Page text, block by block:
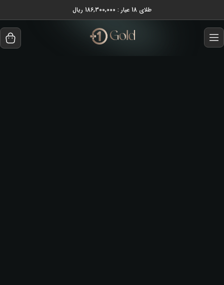
طلای 18 عیار : 186,300,000 ریال